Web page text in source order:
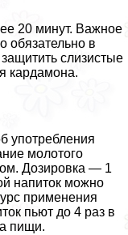
20 минут. Важное
обязательно в
слизистые
кардамона.
употрeбления
молотого
Дозировка — 1
напиток можно
применения
пьют до 4 раз в
пищи.